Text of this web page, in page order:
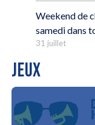
Weekend de
samedi dans
31 juillet
JEUX